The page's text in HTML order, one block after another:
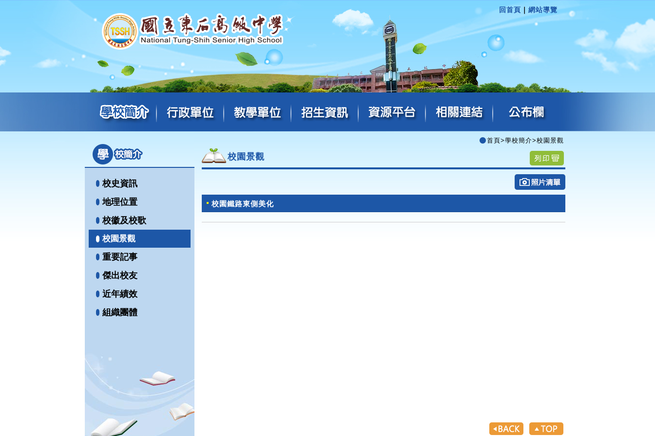
回首頁 網站導覽
校史資訊
地理位置
校徽及校歌
校園景觀
重要記事
傑出校友
近年績效
組織團體
首頁>學校簡介>校園景觀
校園景觀
校園鐵路東側美化